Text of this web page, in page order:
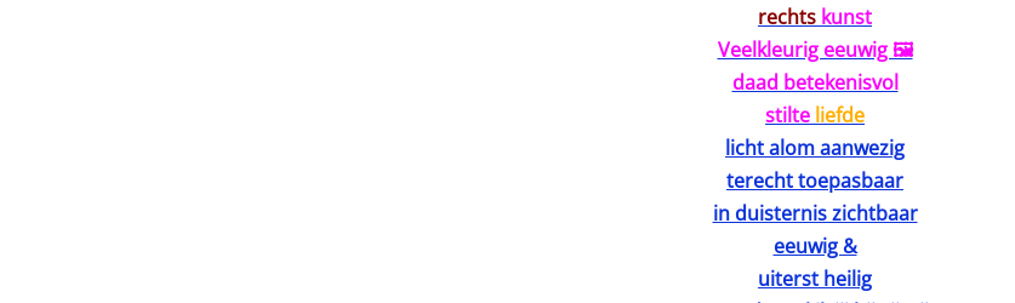
rechts kunst
Veelkleurig eeuwig 🖼️
daad betekenisvol
stilte liefde
licht alom aanwezig
terecht toepasbaar
in duisternis zichtbaar
eeuwig &
uiterst heilig